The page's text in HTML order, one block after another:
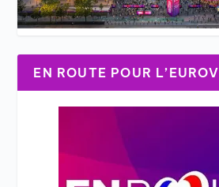
EN ROUTE POUR